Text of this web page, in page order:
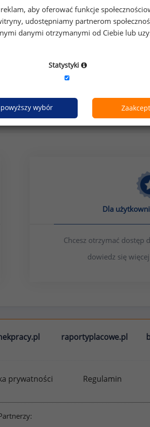
produkcja, przemysł
dostęp do raportu?
Dla
Chcesz otrzymać dostęp
dowiedz się
raportyplacowe.pl
prywatności Regulamin
aby oferować funkcje
udostępniamy partnerom
danymi otrzymanymi od Ciebie lub
Statystyki
wybór